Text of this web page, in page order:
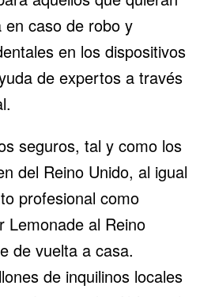
caso de robo y
en los dispositivos
de expertos a través
seguros, tal y como los
del Reino Unido, al igual
profesional como
Lemonade al Reino
de vuelta a casa.
de inquilinos locales